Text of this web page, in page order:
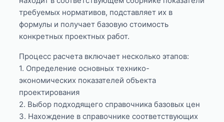
требуемых нормативов, подставляет их в
формулы и получает базовую стоимость
конкретных проектных работ.
Процесс расчета включает несколько этапов:
1. Определение основных технико-
экономических показателей объекта
проектирования
2. Выбор подходящего справочника базовых цен
3. Нахождение в справочнике соответствующих